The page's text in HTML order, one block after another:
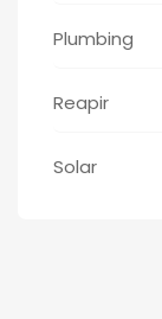
Plumbing
Reapir
Solar